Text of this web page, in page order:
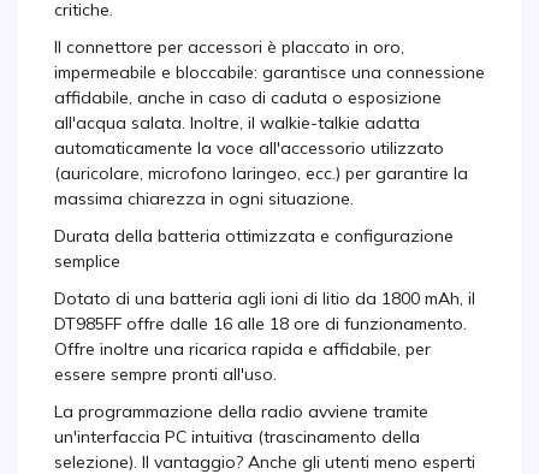
critiche.
Il connettore per accessori è placcato in oro,
impermeabile e bloccabile: garantisce una connessione
affidabile, anche in caso di caduta o esposizione
all'acqua salata. Inoltre, il walkie-talkie adatta
automaticamente la voce all'accessorio utilizzato
(auricolare, microfono laringeo, ecc.) per garantire la
massima chiarezza in ogni situazione.
Durata della batteria ottimizzata e configurazione
semplice
Dotato di una batteria agli ioni di litio da 1800 mAh, il
DT985FF offre dalle 16 alle 18 ore di funzionamento.
Offre inoltre una ricarica rapida e affidabile, per
essere sempre pronti all'uso.
La programmazione della radio avviene tramite
un'interfaccia PC intuitiva (trascinamento della
selezione). Il vantaggio? Anche gli utenti meno esperti